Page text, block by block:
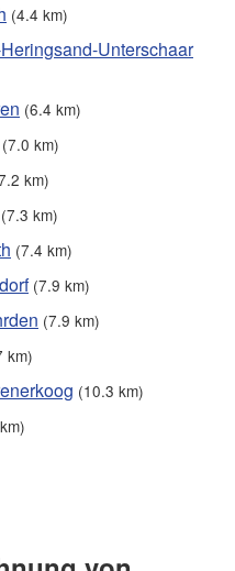
(4.4 km)
Unterschaar
(6.4 km)
(7.0 km)
km)
(7.3 km)
(7.4 km)
(7.9 km)
(7.9 km)
km)
(10.3 km)